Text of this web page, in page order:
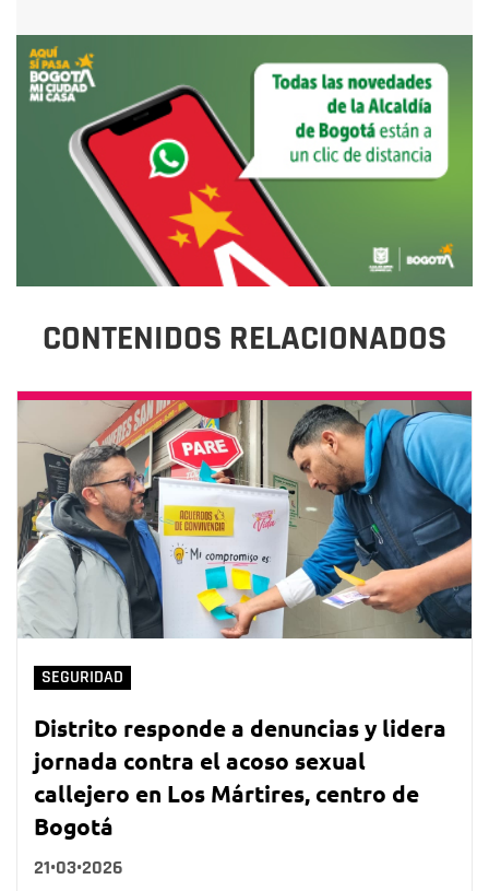
CONTENIDOS RELACIONADOS
SEGURIDAD
Distrito responde a denuncias y lidera
jornada contra el acoso sexual
callejero en Los Mártires, centro de
Bogotá
21•03•2026